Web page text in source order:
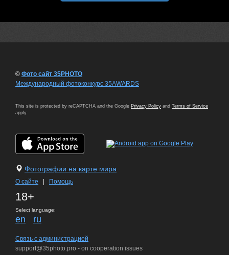
© Фото сайт 35PHOTO
Международный фотоконкурс 35AWARDS
This site is protected by reCAPTCHA and the Google Privacy Policy and Terms of Service
apply.
Фотографии на карте мира
О сайте | Помощь
18+
Select language:
en ru
Связь с администрацией
support@35photo.pro - on cooperation issues